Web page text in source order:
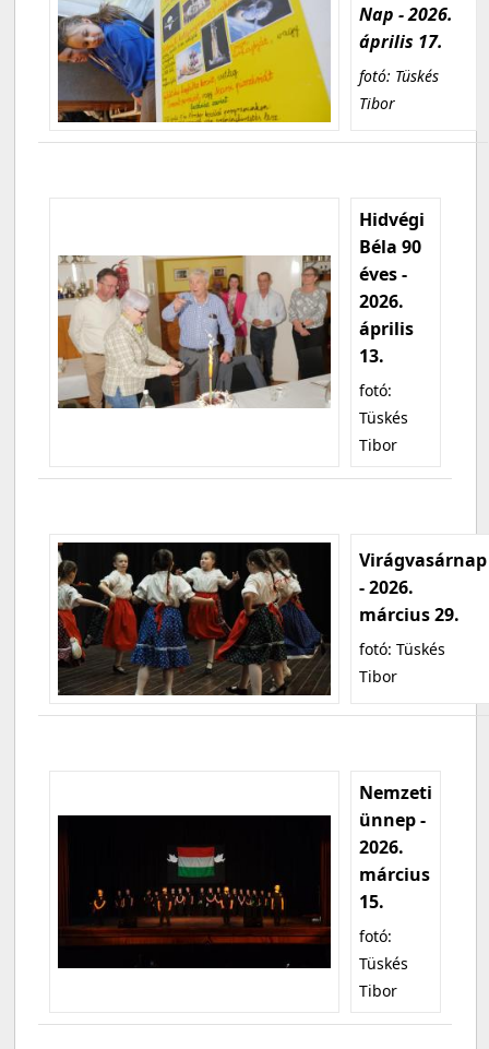
Nap - 2026.
április 17.
fotó: Tüskés
Tibor
Hidvégi
Béla 90
éves -
2026.
április
13.
fotó:
Tüskés
Tibor
Virágvasárnap
- 2026.
március 29.
fotó: Tüskés
Tibor
Nemzeti
ünnep -
2026.
március
15.
fotó:
Tüskés
Tibor